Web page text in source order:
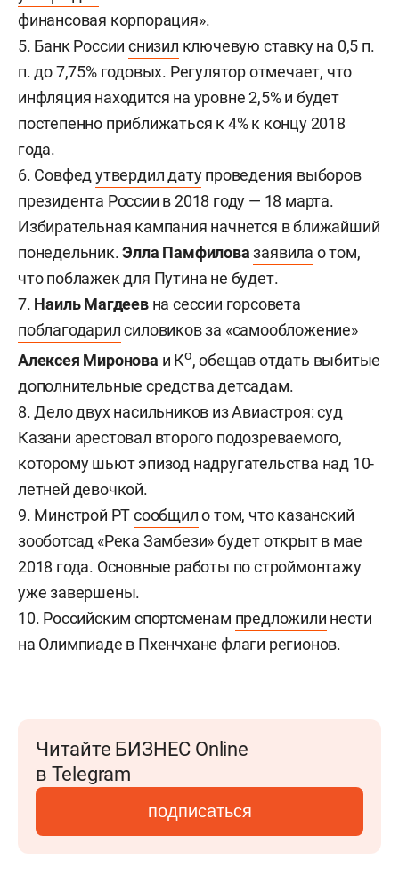
финансовая корпорация».
5. Банк Россииснизил ключевую ставку на 0,5 п.
п. до 7,75% годовых. Регулятор отмечает, что
инфляция находится на уровне 2,5% и будет
постепенно приближаться к 4% к концу 2018
года.
6. Совфедутвердил датупроведения выборов
президента России в 2018 году — 18 марта.
Избирательная кампания начнется в ближайший
понедельник.Элла Памфиловазаявила о том,
что поблажек для Путина не будет.
7. Наиль Магдеев на сессии горсовета
поблагодарилсиловиков за «самообложение»
Алексея Миронова и Ко, обещав отдать выбитые
дополнительные средства детсадам.
8. Дело двух насильников из Авиастроя: суд
Казани арестовал второго подозреваемого,
которому шьют эпизод надругательства над 10-
летней девочкой.
9. Минстрой РТсообщило том, что казанский
зооботсад «Река Замбези» будет открыт в мае
2018 года. Основные работы по строймонтажу
уже завершены.
10. Российским спортсменам предложили нести
на Олимпиаде в Пхенчхане флаги регионов.
Читайте БИЗНЕС Online
в Telegram
подписаться